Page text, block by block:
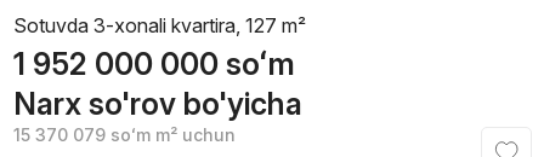
Sotuvda 3-xonali kvartira, 127 m²
1 952 000 000 soʻm
Narx so'rov bo'yicha
15 370 079 soʻmm² uchun